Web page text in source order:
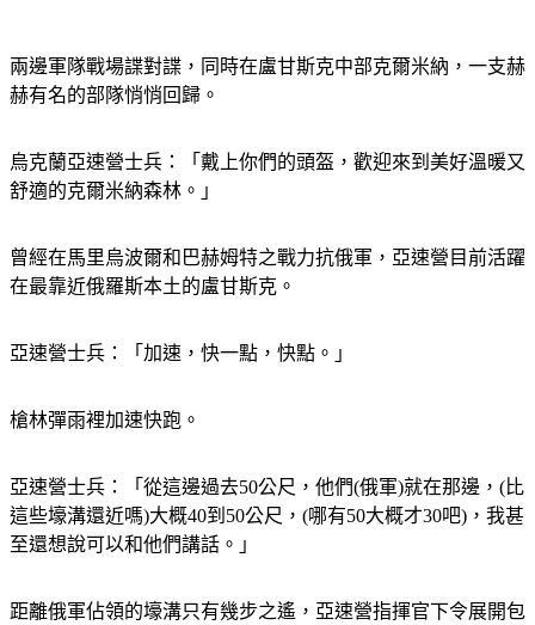
兩邊軍隊戰場諜對諜，同時在盧甘斯克中部克爾米納，一支赫
赫有名的部隊悄悄回歸。
烏克蘭亞速營士兵：「戴上你們的頭盔，歡迎來到美好溫暖又
舒適的克爾米納森林。」
曾經在馬里烏波爾和巴赫姆特之戰力抗俄軍，亞速營目前活躍
在最靠近俄羅斯本土的盧甘斯克。
亞速營士兵：「加速，快一點，快點。」
槍林彈雨裡加速快跑。
亞速營士兵：「從這邊過去50公尺，他們(俄軍)就在那邊，(比
這些壕溝還近嗎)大概40到50公尺，(哪有50大概才30吧)，我甚
至還想說可以和他們講話。」
距離俄軍佔領的壕溝只有幾步之遙，亞速營指揮官下令展開包